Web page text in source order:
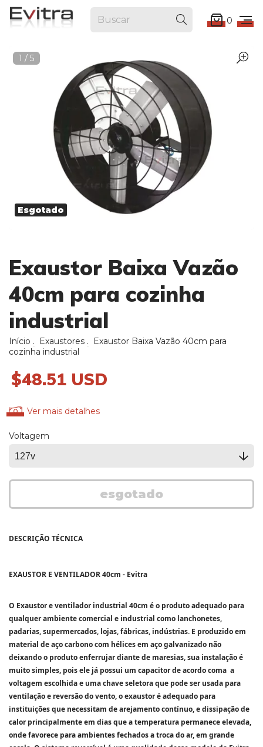
0
Exaustor Baixa Vazão
40cm para cozinha
industrial
Início . Exaustores .
Exaustor Baixa Vazão 40cm para
cozinha industrial
$48.51 USD
Ver mais detalhes
Voltagem
DESCRIÇÃO TÉCNICA
EXAUSTOR E VENTILADOR 40cm - Evitra
O Exaustor e ventilador industrial 40cm é o produto adequado para
qualquer ambiente comercial e industrial como lanchonetes,
padarias, supermercados, lojas, fábricas, indústrias. E produzido em
material de aço carbono com hélices em aço galvanizado não
deixando o produto enferrujar diante de maresias, sua instalação é
muito simples, pois ele já possui um capacitor de acordo coma a
voltagem escolhida e uma chave seletora que pode ser usada para
ventilação e reversão do vento, o exaustor é adequado para
instituições que necessitam de arejamento contínuo, e dissipação de
calor principalmente em dias que a temperatura permanece elevada,
onde favorece para ambientes fechados a troca do ar, em grande
Esgotado
1 / 5